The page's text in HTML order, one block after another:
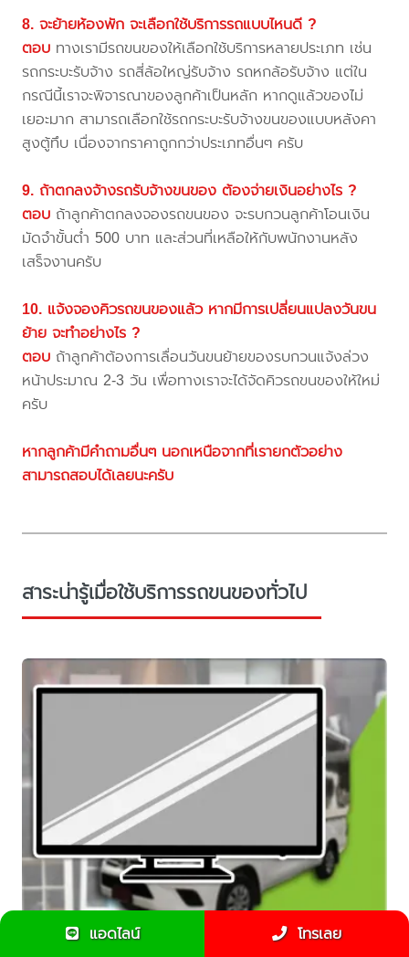
8. จะย้ายห้องพัก จะเลือกใช้บริการรถแบบไหนดี ?
ตอบ ทางเรามีรถขนของให้เลือกใช้บริการหลายประเภท เช่น
รถกระบะรับจ้าง รถสี่ล้อใหญ่รับจ้าง รถหกล้อรับจ้าง แต่ใน
กรณีนี้เราจะพิจารณาของลูกค้าเป็นหลัก หากดูแล้วของไม่
เยอะมาก สามารถเลือกใช้รถกระบะรับจ้างขนของแบบหลังคา
สูงตู้ทึบ เนื่องจากราคาถูกกว่าประเภทอื่นๆ ครับ
9. ถ้าตกลงจ้างรถรับจ้างขนของ ต้องจ่ายเงินอย่างไร ?
ตอบ ถ้าลูกค้าตกลงจองรถขนของ จะรบกวนลูกค้าโอนเงิน
มัดจำขั้นต่ำ 500 บาท และส่วนที่เหลือให้กับพนักงานหลัง
เสร็จงานครับ
10. แจ้งจองคิวรถขนของแล้ว หากมีการเปลี่ยนแปลงวันขน
ย้าย จะทำอย่างไร ?
ตอบ ถ้าลูกค้าต้องการเลื่อนวันขนย้ายของรบกวนแจ้งล่วง
หน้าประมาณ 2-3 วัน เพื่อทางเราจะได้จัดคิวรถขนของให้ใหม่
ครับ
หากลูกค้ามีคำถามอื่นๆ นอกเหนือจากที่เรายกตัวอย่าง
สามารถสอบได้เลยนะครับ
สาระน่ารู้เมื่อใช้บริการรถขนของทั่วไป
แอดไลน์ โทรเลย